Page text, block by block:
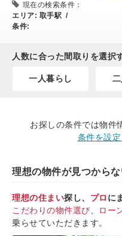
現在の検索条件：
エリア: 取手駅 /
条件:
人数に合った間取りを選択
一人暮らし
お探しの条件では物件
条件を設
理想の物件が見つから
理想の住まい探し、 プロ に
こだわりの物件選び
ロー
乗らせていただきます。